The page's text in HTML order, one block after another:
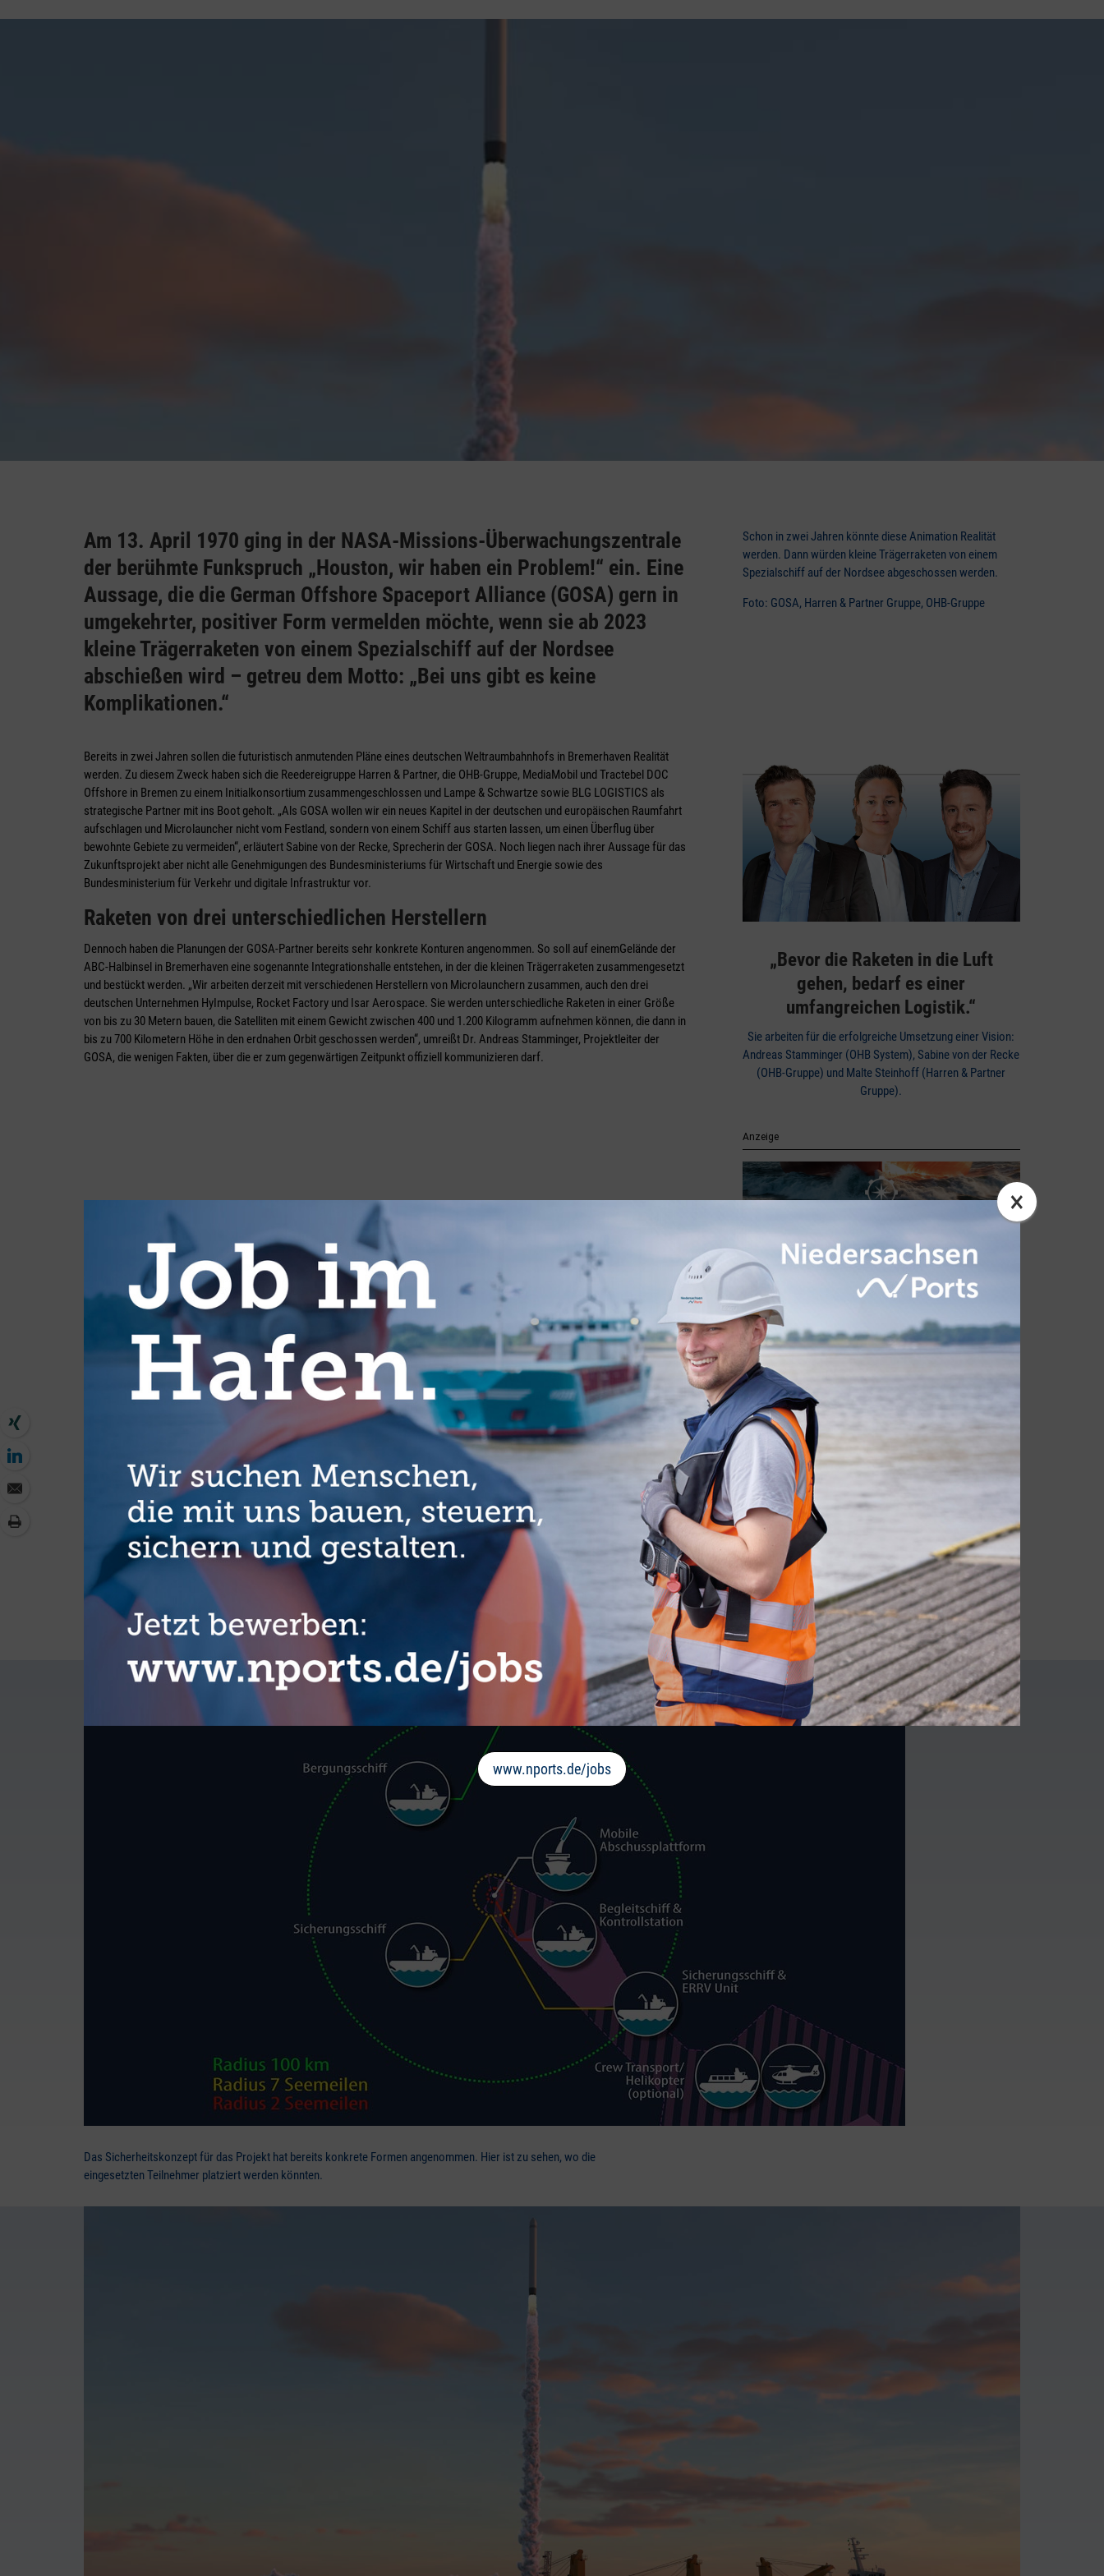
×
www.nports.de/jobs
Am 13. April 1970 ging in der NASA-Missions-Überwachungszentrale
der berühmte Funkspruch „Houston, wir haben ein Problem!“ ein. Eine
Aussage, die die German Offshore Spaceport Alliance (GOSA) gern in
umgekehrter, positiver Form vermelden möchte, wenn sie ab 2023
kleine Trägerraketen von einem Spezialschiff auf der Nordsee
abschießen wird – getreu dem Motto: „Bei uns gibt es keine
Komplikationen.“
Schon in zwei Jahren könnte diese Animation Realität
werden. Dann würden kleine Trägerraketen von einem
Spezialschiff auf der Nordsee abgeschossen werden.
Foto: GOSA, Harren & Partner Gruppe, OHB-Gruppe
Bereits in zwei Jahren sollen die futuristisch anmutenden Pläne eines deutschen Weltraumbahnhofs in Bremerhaven Realität
werden. Zu diesem Zweck haben sich die Reedereigruppe Harren & Partner, die OHB-Gruppe, MediaMobil und Tractebel DOC
Offshore in Bremen zu einem Initialkonsortium zusammengeschlossen und Lampe & Schwartze sowie BLG LOGISTICS als
strategische Partner mit ins Boot geholt. „Als GOSA wollen wir ein neues Kapitel in der deutschen und europäischen Raumfahrt
aufschlagen und Microlauncher nicht vom Festland, sondern von einem Schiff aus starten lassen, um einen Überflug über
bewohnte Gebiete zu vermeiden“, erläutert Sabine von der Recke, Sprecherin der GOSA. Noch liegen nach ihrer Aussage für das
Zukunftsprojekt aber nicht alle Genehmigungen des Bundesministeriums für Wirtschaft und Energie sowie des
Bundesministerium für Verkehr und digitale Infrastruktur vor.
Raketen von drei unterschiedlichen Herstellern
Dennoch haben die Planungen der GOSA-Partner bereits sehr konkrete Konturen angenommen. So soll auf einemGelände der
ABC-Halbinsel in Bremerhaven eine sogenannte Integrationshalle entstehen, in der die kleinen Trägerraketen zusammengesetzt
und bestückt werden. „Wir arbeiten derzeit mit verschiedenen Herstellern von Microlaunchern zusammen, auch den drei
deutschen Unternehmen HyImpulse, Rocket Factory und Isar Aerospace. Sie werden unterschiedliche Raketen in einer Größe
von bis zu 30 Metern bauen, die Satelliten mit einem Gewicht zwischen 400 und 1.200 Kilogramm aufnehmen können, die dann in
bis zu 700 Kilometern Höhe in den erdnahen Orbit geschossen werden“, umreißt Dr. Andreas Stamminger, Projektleiter der
GOSA, die wenigen Fakten, über die er zum gegenwärtigen Zeitpunkt offiziell kommunizieren darf.
„Bevor die Raketen in die Luft
gehen, bedarf es einer
umfangreichen Logistik.“
Sie arbeiten für die erfolgreiche Umsetzung einer Vision:
Andreas Stamminger (OHB System), Sabine von der Recke
(OHB-Gruppe) und Malte Steinhoff (Harren & Partner
Gruppe).
Anzeige
Das Sicherheitskonzept für das Projekt hat bereits konkrete Formen angenommen. Hier ist zu sehen, wo die
eingesetzten Teilnehmer platziert werden könnten.